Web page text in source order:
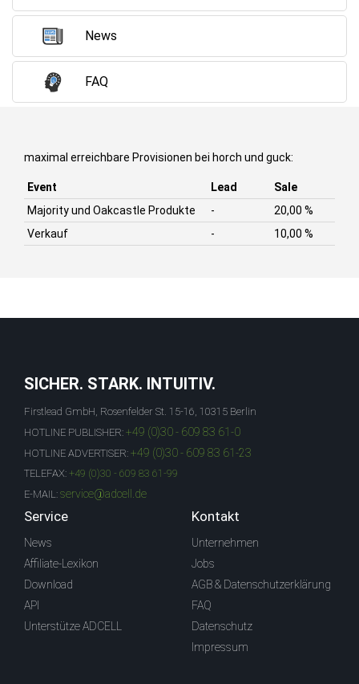
News
FAQ
maximal erreichbare Provisionen bei horch und guck:
Event Lead
Sale
Majority und Oakcastle Produkte
-
20,00 %
Verkauf
- 10,00 %
SICHER. STARK. INTUITIV.
Firstlead GmbH, Rosenfelder St. 15-16, 10315 Berlin
HOTLINE PUBLISHER: +49 (0)30 - 609 83 61-0
HOTLINE ADVERTISER: +49 (0)30 - 609 83 61-23
TELEFAX: +49 (0)30 - 609 83 61-99
E-MAIL: service@adcell.de
Service
News
Affiliate-Lexikon
Download
API
Unterstütze ADCELL
Kontakt
Unternehmen
Jobs
AGB & Datenschutzerklärung
FAQ
Datenschutz
Impressum